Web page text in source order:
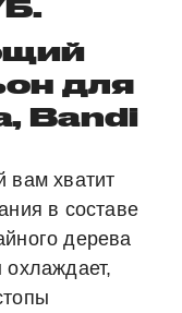
для
Bandi
вам хватит
в составе
дерева
охлаждает,